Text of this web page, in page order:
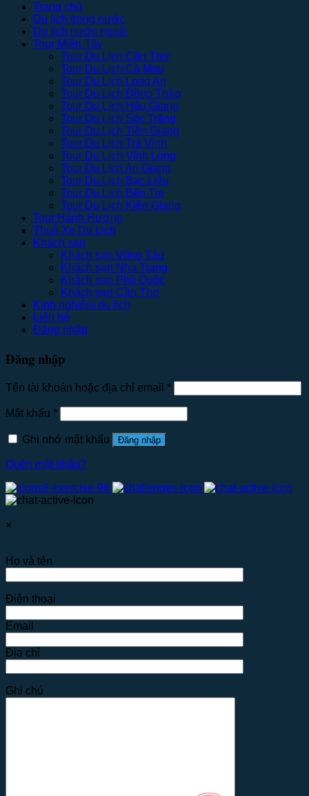
Trang chủ
Du lịch trong nước
Du lịch nước ngoài
Tour Miền Tây
Tour Du Lịch Cần Thơ
Tour Du Lịch Cà Mau
Tour Du Lịch Long An
Tour Du Lịch Đồng Tháp
Tour Du Lịch Hậu Giang
Tour Du Lịch Sóc Trăng
Tour Du Lịch Tiền Giang
Tour Du Lịch Trà Vinh
Tour Du Lịch Vĩnh Long
Tour Du Lịch An Giang
Tour Du Lịch Bạc Liêu
Tour Du Lịch Bến Tre
Tour Du Lịch Kiên Giang
Tour Hành Hương
Thuê Xe Du Lịch
Khách sạn
Khách sạn Vũng Tàu
Khách sạn Nha Trang
Khách sạn Phú Quốc
Khách sạn Cần Thơ
Kinh nghiệm du lịch
Liên hệ
Đăng nhập
Đăng nhập
Tên tài khoản hoặc địa chỉ email *
Mật khẩu *
Ghi nhớ mật khẩu Đăng nhập
Quên mật khẩu?
×
Họ và tên
Điện thoại
Email
Địa chỉ
Ghi chú